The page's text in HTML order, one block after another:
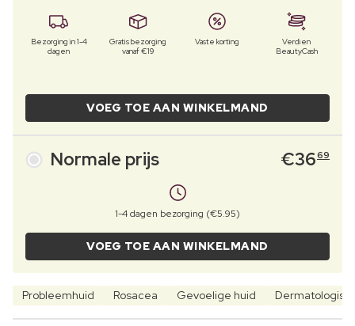
Bezorging in 1-4
dagen
Gratis bezorging
vanaf €19
Vaste korting
Verdien
BeautyCash
VOEG TOE AAN WINKELMAND
Normale prijs €3669
1-4 dagen bezorging (€5.95)
VOEG TOE AAN WINKELMAND
Probleemhuid Rosacea Gevoelige huid